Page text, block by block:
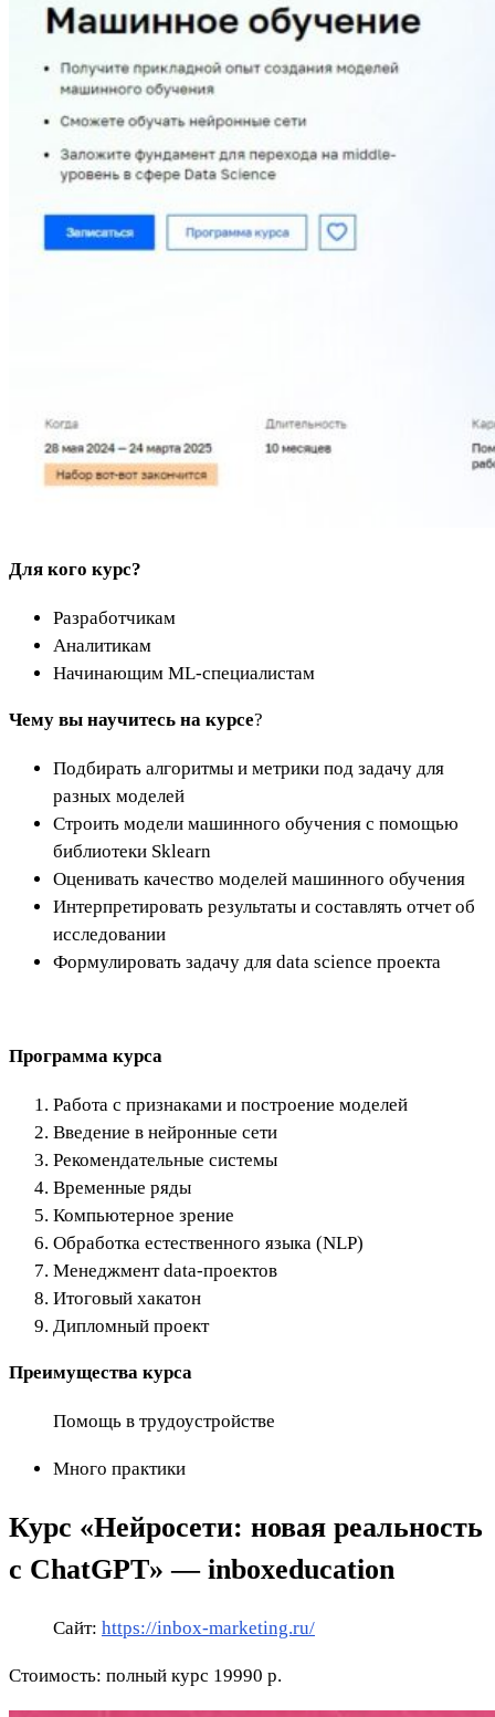
Для кого курс?
Разработчикам
Аналитикам
Начинающим ML-специалистам
Чему вы научитесь на курсе?
Подбирать алгоритмы и метрики под задачу для
разных моделей
Строить модели машинного обучения с помощью
библиотеки Sklearn
Оценивать качество моделей машинного обучения
Интерпретировать результаты и составлять отчет об
исследовании
Формулировать задачу для data science проекта
Программа курса
Работа с признаками и построение моделей
Введение в нейронные сети
Рекомендательные системы
Временные ряды
Компьютерное зрение
Обработка естественного языка (NLP)
Менеджмент data-проектов
Итоговый хакатон
Дипломный проект
Преимущества курса
Помощь в трудоустройстве
Много практики
Курс «Нейросети: новая реальность
с ChatGPT» — inboxeducation
Сайт: https://inbox-marketing.ru/
Стоимость: полный курс 19990 р.